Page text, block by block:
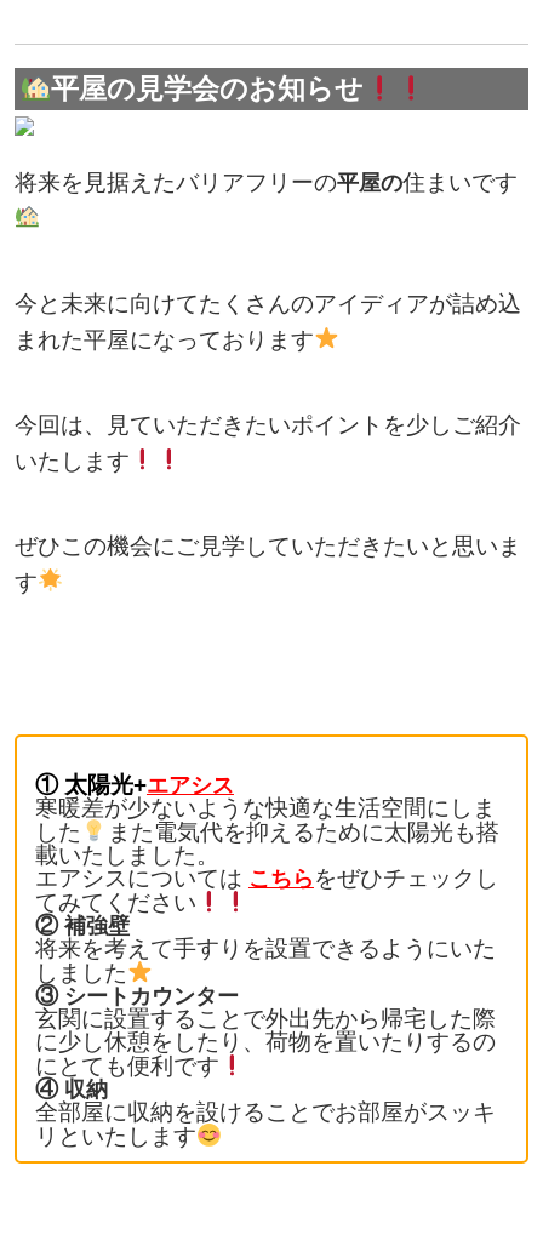
平屋の見学会のお知らせ
将来を見据えたバリアフリーの平屋の住まいです
今と未来に向けてたくさんのアイディアが詰め込
まれた平屋になっております
今回は、見ていただきたいポイントを少しご紹介
いたします
ぜひこの機会にご見学していただきたいと思いま
す
① 太陽光+エアシス
寒暖差が少ないような快適な生活空間にしま
した
また電気代を抑えるために太陽光も搭
載いたしました。
エアシスについては こちら をぜひチェックし
てみてください
②補強壁
将来を考えて手すりを設置できるようにいた
しました
③ シートカウンター
玄関に設置することで外出先から帰宅した際
に少し休憩をしたり、荷物を置いたりするの
にとても便利です
④収納
全部屋に収納を設けることでお部屋がスッキ
リといたします